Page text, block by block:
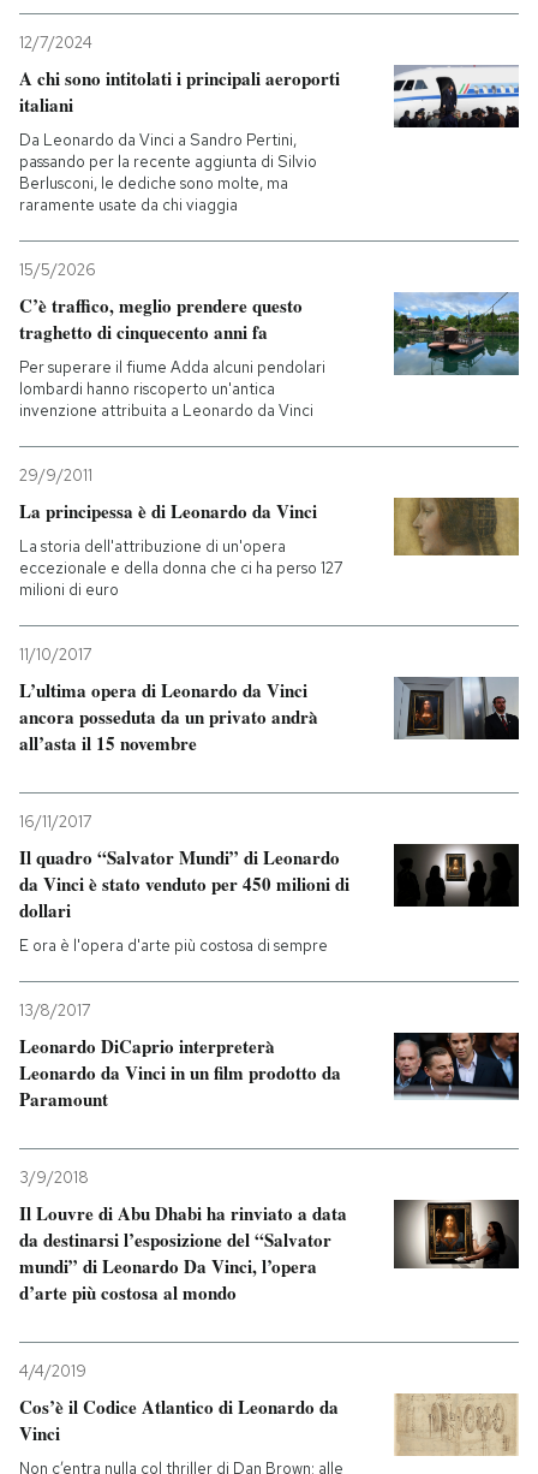
12/7/2024
A chi sono intitolati i principali aeroporti
italiani
Da Leonardo da Vinci a Sandro Pertini,
passando per la recente aggiunta di Silvio
Berlusconi, le dediche sono molte, ma
raramente usate da chi viaggia
15/5/2026
C’è traffico, meglio prendere questo
traghetto di cinquecento anni fa
Per superare il fiume Adda alcuni pendolari
lombardi hanno riscoperto un'antica
invenzione attribuita a Leonardo da Vinci
29/9/2011
La principessa è di Leonardo da Vinci
La storia dell'attribuzione di un'opera
eccezionale e della donna che ci ha perso 127
milioni di euro
11/10/2017
L’ultima opera di Leonardo da Vinci
ancora posseduta da un privato andrà
all’asta il 15 novembre
16/11/2017
Il quadro “Salvator Mundi” di Leonardo
da Vinci è stato venduto per 450 milioni di
dollari
E ora è l'opera d'arte più costosa di sempre
13/8/2017
Leonardo DiCaprio interpreterà
Leonardo da Vinci in un film prodotto da
Paramount
3/9/2018
Il Louvre di Abu Dhabi ha rinviato a data
da destinarsi l’esposizione del “Salvator
mundi” di Leonardo Da Vinci, l’opera
d’arte più costosa al mondo
4/4/2019
Cos’è il Codice Atlantico di Leonardo da
Vinci
Non c’entra nulla col thriller di Dan Brown: alle